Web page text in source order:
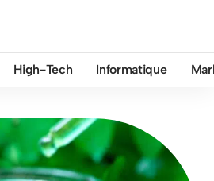
High-Tech Informatique